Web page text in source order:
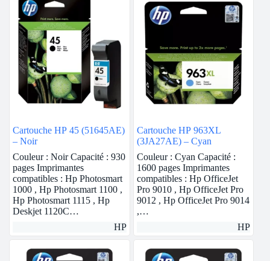
Cartouche HP 45 (51645AE)
– Noir
Couleur : Noir Capacité : 930
pages Imprimantes
compatibles : Hp Photosmart
1000 , Hp Photosmart 1100 ,
Hp Photosmart 1115 , Hp
Deskjet 1120C…
HP
Cartouche HP 963XL
(3JA27AE) – Cyan
Couleur : Cyan Capacité :
1600 pages Imprimantes
compatibles : Hp OfficeJet
Pro 9010 , Hp OfficeJet Pro
9012 , Hp OfficeJet Pro 9014
,…
HP